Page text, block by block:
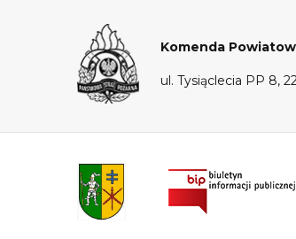
Komenda
ul. Tysiąclecia PP 8,